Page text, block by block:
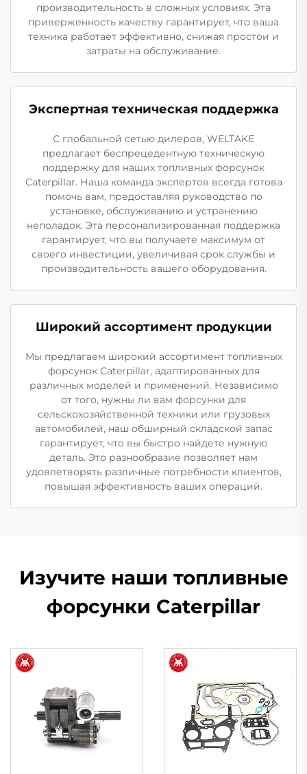
производительность в сложных условиях. Эта
приверженность качеству гарантирует, что ваша
техника работает эффективно, снижая простои и
затраты на обслуживание.
Экспертная техническая поддержка
С глобальной сетью дилеров, WELTAKE
предлагает беспрецедентную техническую
поддержку для наших топливных форсунок
Caterpillar. Наша команда экспертов всегда готова
помочь вам, предоставляя руководство по
установке, обслуживанию и устранению
неполадок. Эта персонализированная поддержка
гарантирует, что вы получаете максимум от
своего инвестиции, увеличивая срок службы и
производительность вашего оборудования.
Широкий ассортимент продукции
Мы предлагаем широкий ассортимент топливных
форсунок Caterpillar, адаптированных для
различных моделей и применений. Независимо
от того, нужны ли вам форсунки для
сельскохозяйственной техники или грузовых
автомобилей, наш обширный складской запас
гарантирует, что вы быстро найдете нужную
деталь. Это разнообразие позволяет нам
удовлетворять различные потребности клиентов,
повышая эффективность ваших операций.
Изучите наши топливные
форсунки Caterpillar